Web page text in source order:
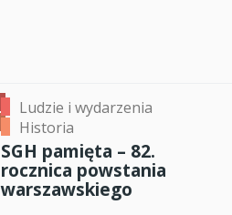
Ludzie i wydarzenia
Historia
SGH pamięta – 82.
rocznica powstania
warszawskiego